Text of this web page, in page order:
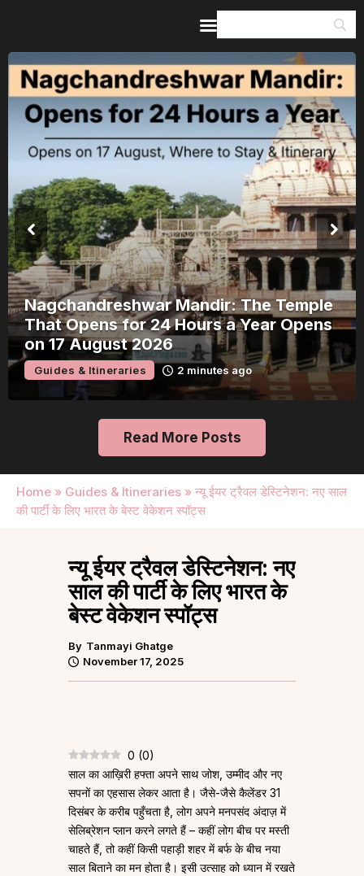
Nagchandreshwar Mandir: The Temple
That Opens for 24 Hours a Year Opens
on 17 August 2026
Guides & Itineraries 2 minutes ago
Read More Posts
Home » Guides & Itineraries » न्यू ईयर ट्रैवल डेस्टिनेशन: नए साल
की पार्टी के लिए भारत के बेस्ट वेकेशन स्पॉट्स
Home
Guides & Itineraries
Inspiration
Events &
Experiences
Browse All
न्यू ईयर ट्रैवल डेस्टिनेशन: नए
साल की पार्टी के लिए भारत के
बेस्ट वेकेशन स्पॉट्स
By Tanmayi Ghatge
November 17, 2025
0 (0)
साल का आख़िरी हफ्ता अपने साथ जोश, उम्मीद और नए
सपनों का एहसास लेकर आता है। जैसे-जैसे कैलेंडर 31
दिसंबर के करीब पहुँचता है, लोग अपने मनपसंद अंदाज़ में
सेलिब्रेशन प्लान करने लगते हैं – कहीं लोग बीच पर मस्ती
चाहते हैं, तो कहीं किसी पहाड़ी शहर में बर्फ के बीच नया
साल बिताने का मन होता है। इसी उत्साह को ध्यान में रखते